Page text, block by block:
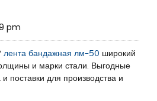
pm
лента бандажная лм-50 широкий
и марки стали. Выгодные
поставки для производства и